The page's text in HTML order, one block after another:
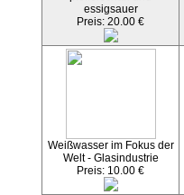
essigsauer
Preis: 20.00 €
Weißwasser im Fokus der
Welt - Glasindustrie
Preis: 10.00 €